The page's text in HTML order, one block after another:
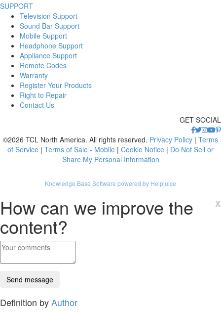
SUPPORT
Television Support
Sound Bar Support
Mobile Support
Headphone Support
Appliance Support
Remote Codes
Warranty
Register Your Products
Right to Repair
Contact Us
GET SOCIAL
©2026 TCL North America. All rights reserved. Privacy Policy | Terms
of Service | Terms of Sale - Mobile | Cookie Notice | Do Not Sell or
Share My Personal Information
Knowledge Base Software powered by Helpjuice
x
How can we improve the
content?
Definition byAuthor